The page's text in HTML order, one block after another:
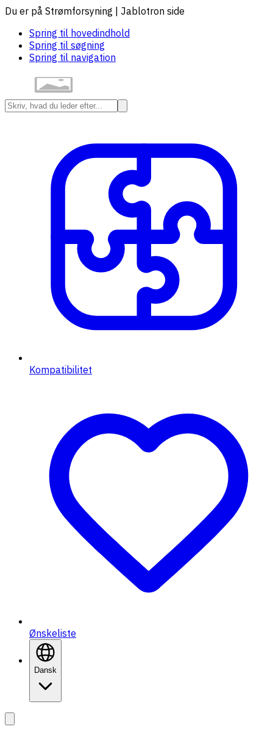
Du er på Strømforsyning | Jablotron side
Spring til hovedindhold
Spring til søgning
Spring til navigation
Kompatibilitet
Ønskeliste
Dansk